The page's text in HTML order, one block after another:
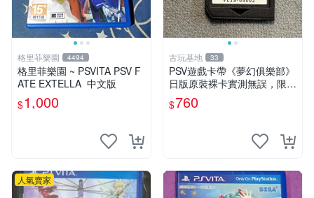
格里菲樂園 4494
格里菲樂園 ~ PSVITA PSV F
ATE EXTELLA 中文版
$1,000
古玩基地 33
PSV遊戲卡帶《夢幻俱樂部》
日版原裝裸卡實測無誤，限S
ONY PSV機支援 psv psv游戲
psv夢幻俱樂部
$760
人氣賣家